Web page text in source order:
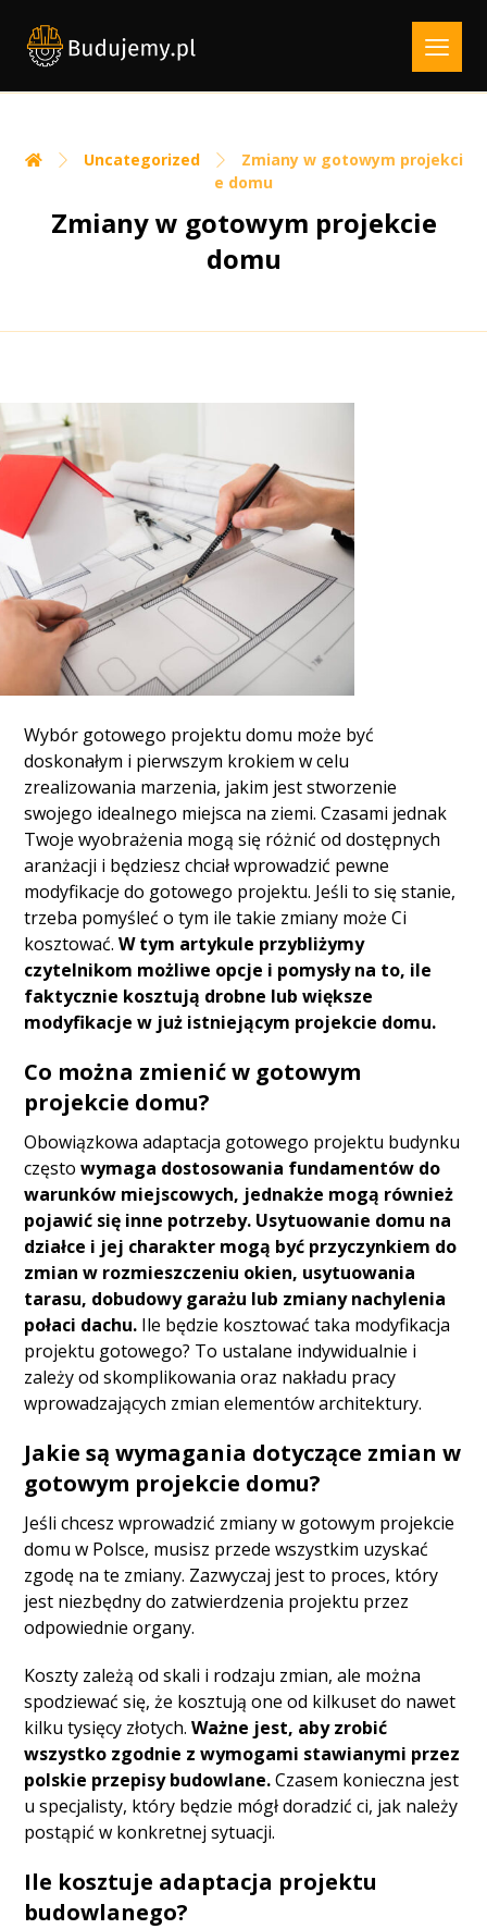
Uncategorized
Zmiany w gotowym projekci
e domu
Zmiany w gotowym projekcie
domu
Wybór gotowego projektu domu może być
doskonałym i pierwszym krokiem w celu
zrealizowania marzenia, jakim jest stworzenie
swojego idealnego miejsca na ziemi. Czasami jednak
Twoje wyobrażenia mogą się różnić od dostępnych
aranżacji i będziesz chciał wprowadzić pewne
modyfikacje do gotowego projektu. Jeśli to się stanie,
trzeba pomyśleć o tym ile takie zmiany może Ci
kosztować.W tym artykule przybliżymy
czytelnikom możliwe opcje i pomysły na to, ile
faktycznie kosztują drobne lub większe
modyfikacje w już istniejącym projekcie domu.
Co można zmienić w gotowym
projekcie domu?
Obowiązkowa adaptacja gotowego projektu budynku
częstowymaga dostosowania fundamentów do
warunków miejscowych, jednakże mogą również
pojawić się inne potrzeby. Usytuowanie domu na
działce i jej charakter mogą być przyczynkiem do
zmian w rozmieszczeniu okien, usytuowania
tarasu, dobudowy garażu lub zmiany nachylenia
połaci dachu. Ile będzie kosztować taka modyfikacja
projektu gotowego? To ustalane indywidualnie i
zależy od skomplikowania oraz nakładu pracy
wprowadzających zmian elementów architektury.
Jakie są wymagania dotyczące zmian w
gotowym projekcie domu?
Jeśli chcesz wprowadzić zmiany w gotowym projekcie
domu w Polsce, musisz przede wszystkim uzyskać
zgodę na te zmiany. Zazwyczaj jest to proces, który
jest niezbędny do zatwierdzenia projektu przez
odpowiednie organy.
Koszty zależą od skali i rodzaju zmian, ale można
spodziewać się, że kosztują one od kilkuset do nawet
kilku tysięcy złotych.Ważne jest, aby zrobić
wszystko zgodnie z wymogami stawianymi przez
polskie przepisy budowlane.Czasem konieczna jest
u specjalisty, który będzie mógł doradzić ci, jak należy
postąpić w konkretnej sytuacji.
Ile kosztuje adaptacja projektu
budowlanego?